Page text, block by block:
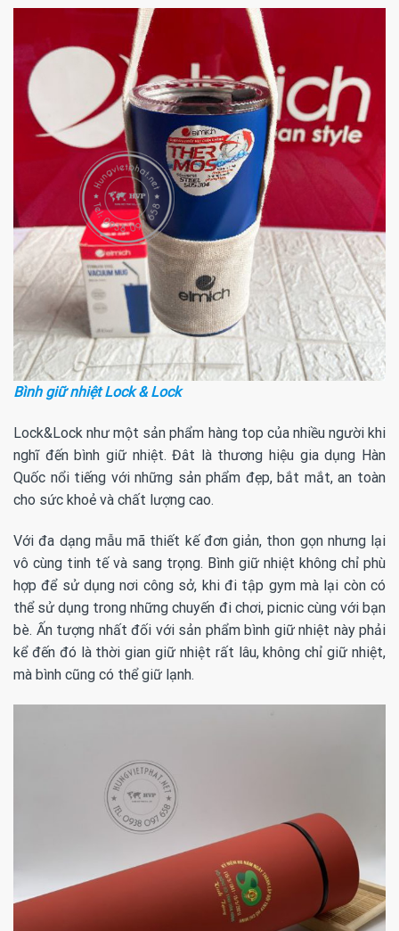
Bình giữ nhiệt Lock & Lock
Lock&Lock như một sản phẩm hàng top của nhiều người khi
nghĩ đến bình giữ nhiệt. Đât là thương hiệu gia dụng Hàn
Quốc nổi tiếng với những sản phẩm đẹp, bắt mắt, an toàn
cho sức khoẻ và chất lượng cao.
Với đa dạng mẫu mã thiết kế đơn giản, thon gọn nhưng lại
vô cùng tinh tế và sang trọng. Bình giữ nhiệt không chỉ phù
hợp để sử dụng nơi công sở, khi đi tập gym mà lại còn có
thể sử dụng trong những chuyến đi chơi, picnic cùng với bạn
bè. Ấn tượng nhất đối với sản phẩm bình giữ nhiệt này phải
kể đến đó là thời gian giữ nhiệt rất lâu, không chỉ giữ nhiệt,
mà bình cũng có thể giữ lạnh.